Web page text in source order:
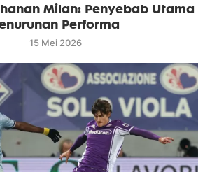
Milan: Penyebab Utama
Performa
15 Mei 2026